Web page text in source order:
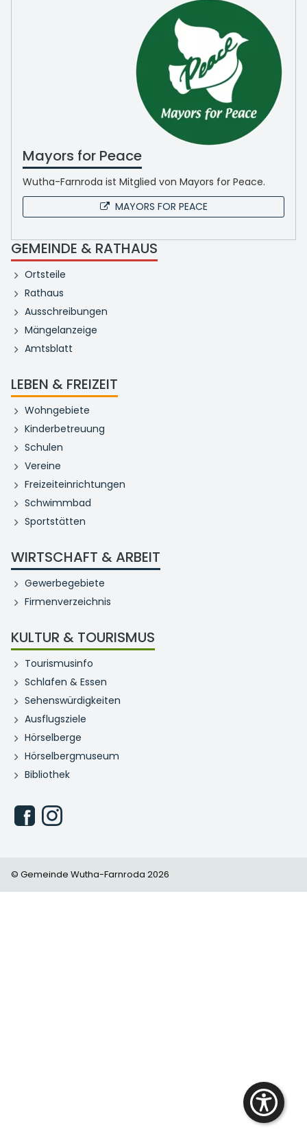
Mayors for Peace
Wutha-Farnroda ist Mitglied von Mayors for Peace.
MAYORS FOR PEACE
GEMEINDE & RATHAUS
Ortsteile
Rathaus
Ausschreibungen
Mängelanzeige
Amtsblatt
LEBEN & FREIZEIT
Wohngebiete
Kinderbetreuung
Schulen
Vereine
Freizeiteinrichtungen
Schwimmbad
Sportstätten
WIRTSCHAFT & ARBEIT
Gewerbegebiete
Firmenverzeichnis
KULTUR & TOURISMUS
Tourismusinfo
Schlafen & Essen
Sehenswürdigkeiten
Ausflugsziele
Hörselberge
Hörselbergmuseum
Bibliothek
© Gemeinde Wutha-Farnroda 2026